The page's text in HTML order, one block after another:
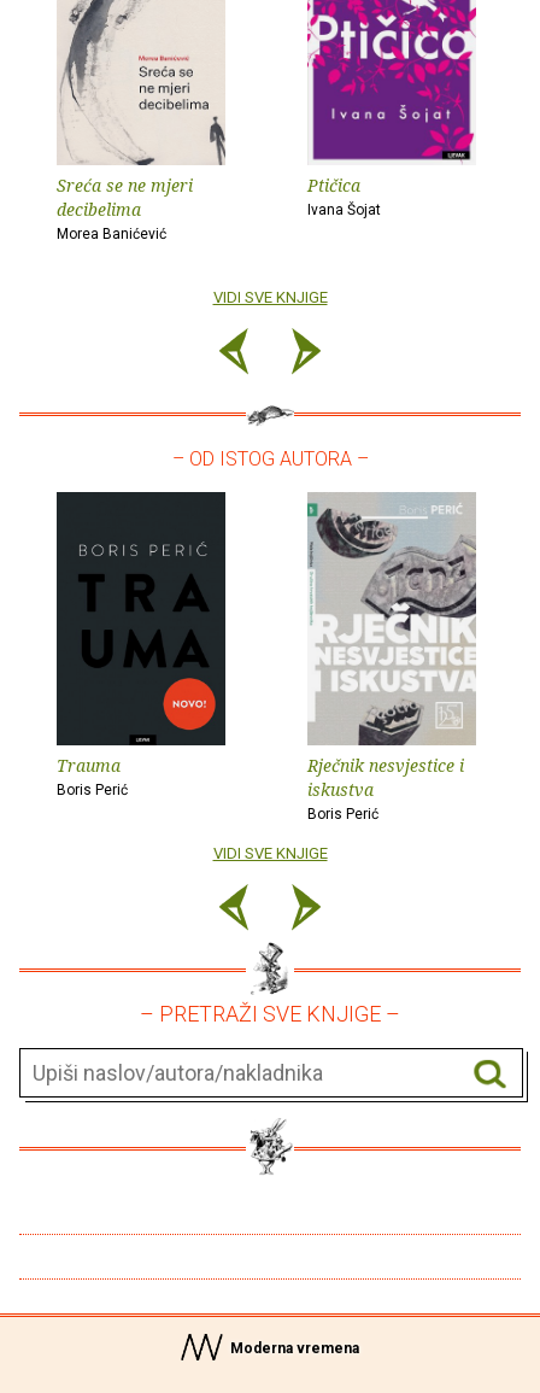
Sreća se ne mjeri
decibelima
Morea Banićević
Ptičica
Ivana Šojat
VIDI SVE KNJIGE
– OD ISTOG AUTORA –
Trauma
Boris Perić
Rječnik nesvjestice i
iskustva
Boris Perić
VIDI SVE KNJIGE
– PRETRAŽI SVE KNJIGE –
Moderna vremena